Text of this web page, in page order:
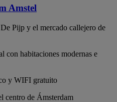
Amstel
Pijp y el mercado callejero de
con habitaciones modernas e
y WIFI gratuito
centro de Ámsterdam